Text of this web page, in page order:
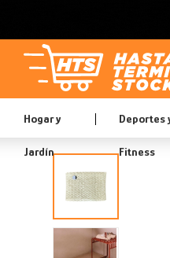
Hogar y
Jardín
Deportes
Fitness